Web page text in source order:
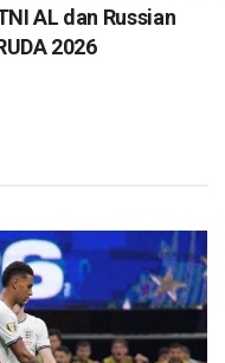
AL dan Russian
2026